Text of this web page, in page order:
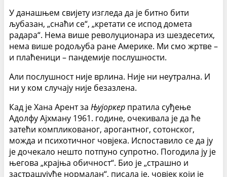
У данашњем свијету изгледа да је битно бити
љубазан, „снаћи се“, „кретати се испод домета
радара“. Нема више револуционара из шездесетих,
нема више родољуба ране Америке. Ми смо жртве –
и плаћеници – пандемије послушности.
Али послушност није врлина. Није ни неутрална. И
ни у ком случају није безазлена.
Кад је Хана Арент за Њујоркер пратила суђење
Адолфу Ајхману 1961. године, очекивала је да ће
затећи компликованог, арогантног, сотонског,
можда и психотичног човјека. Испоставило се да ју
је дочекало нешто потпуно супротно. Погодила ју је
његова „крајња обичност“. Био је „страшно и
застрашујуће нормалан“, писала је, човјек који је